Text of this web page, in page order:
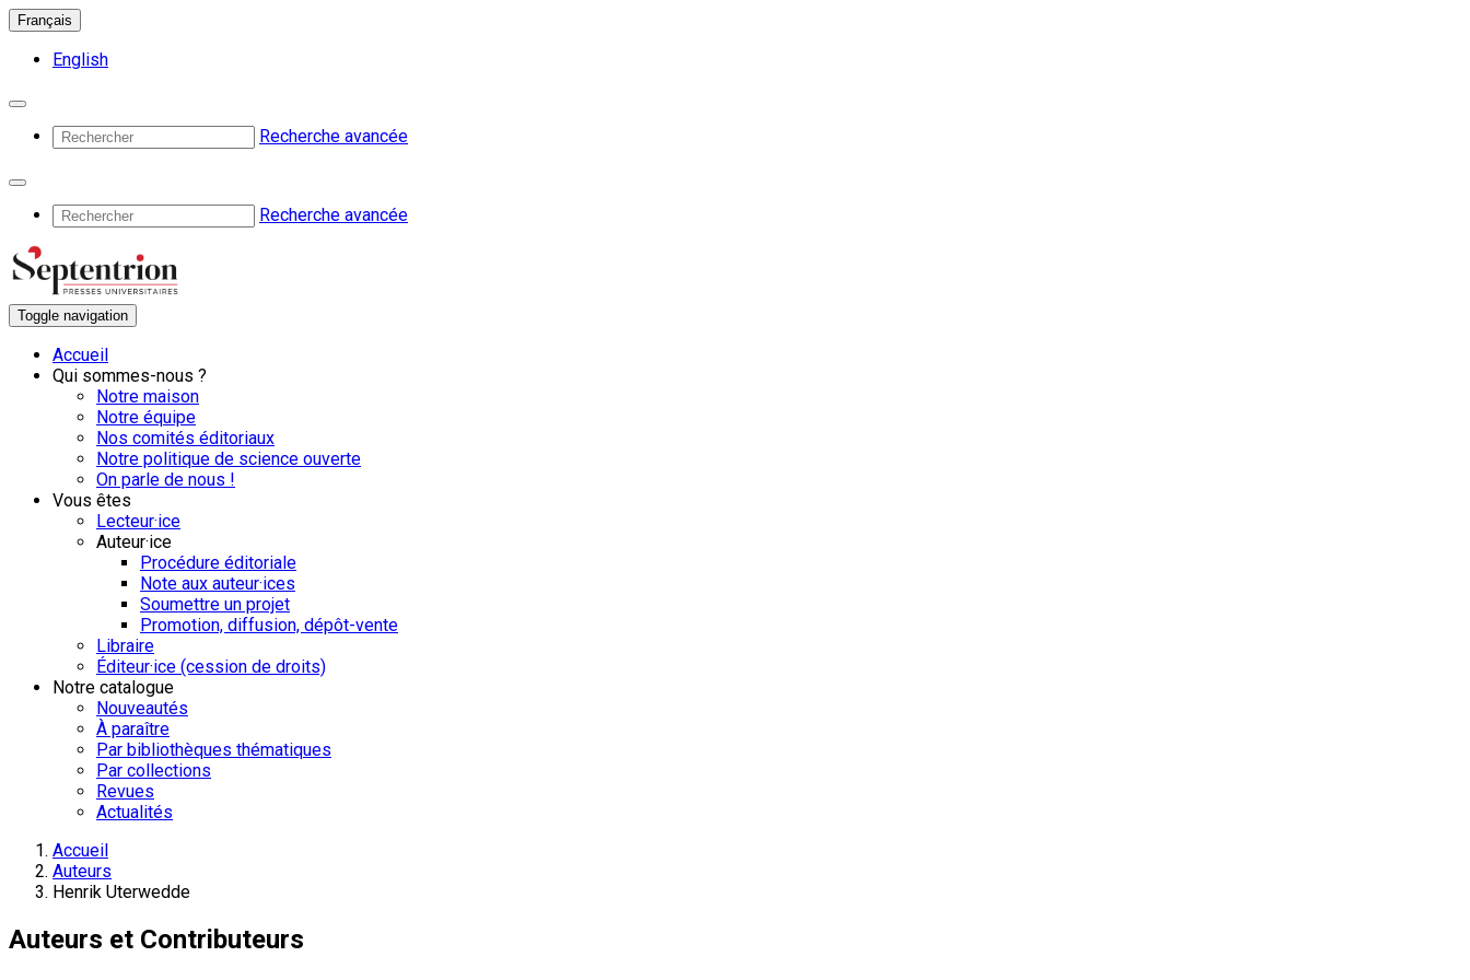
Français
English
Recherche avancée
Recherche avancée
Toggle navigation
Accueil
Qui sommes-nous ?
Notre maison
Notre équipe
Nos comités éditoriaux
Notre politique de science ouverte
On parle de nous !
Vous êtes
Lecteur·ice
Auteur·ice
Procédure éditoriale
Note aux auteur·ices
Soumettre un projet
Promotion, diffusion, dépôt-vente
Libraire
Éditeur·ice (cession de droits)
Notre catalogue
Nouveautés
À paraître
Par bibliothèques thématiques
Par collections
Revues
Actualités
Accueil
Auteurs
Henrik Uterwedde
Auteurs et Contributeurs